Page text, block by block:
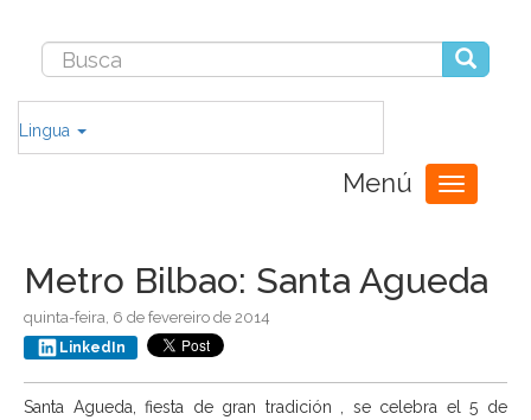
Lingua
Menú
Toggle
navigation
Metro Bilbao: Santa Agueda
quinta-feira, 6 de fevereiro de 2014
LinkedIn
Santa Agueda, fiesta de gran tradición , se celebra el 5 de